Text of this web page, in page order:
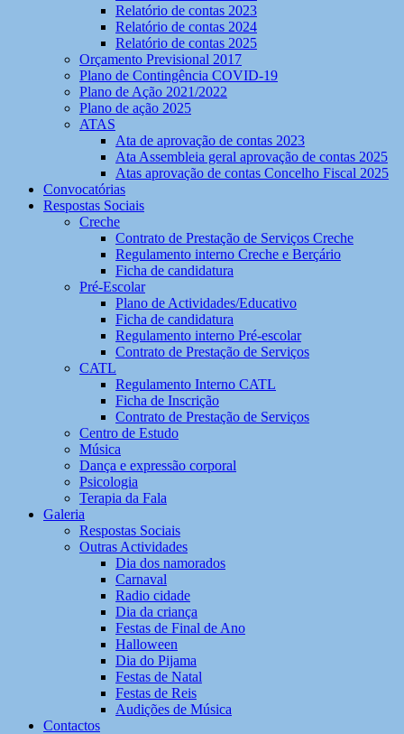
Relatório de contas 2023
Relatório de contas 2024
Relatório de contas 2025
Orçamento Previsional 2017
Plano de Contingência COVID-19
Plano de Ação 2021/2022
Plano de ação 2025
ATAS
Ata de aprovação de contas 2023
Ata Assembleia geral aprovação de contas 2025
Atas aprovação de contas Concelho Fiscal 2025
Convocatórias
Respostas Sociais
Creche
Contrato de Prestação de Serviços Creche
Regulamento interno Creche e Berçário
Ficha de candidatura
Pré-Escolar
Plano de Actividades/Educativo
Ficha de candidatura
Regulamento interno Pré-escolar
Contrato de Prestação de Serviços
CATL
Regulamento Interno CATL
Ficha de Inscrição
Contrato de Prestação de Serviços
Centro de Estudo
Música
Dança e expressão corporal
Psicologia
Terapia da Fala
Galeria
Respostas Sociais
Outras Actividades
Dia dos namorados
Carnaval
Radio cidade
Dia da criança
Festas de Final de Ano
Halloween
Dia do Pijama
Festas de Natal
Festas de Reis
Audições de Música
Contactos